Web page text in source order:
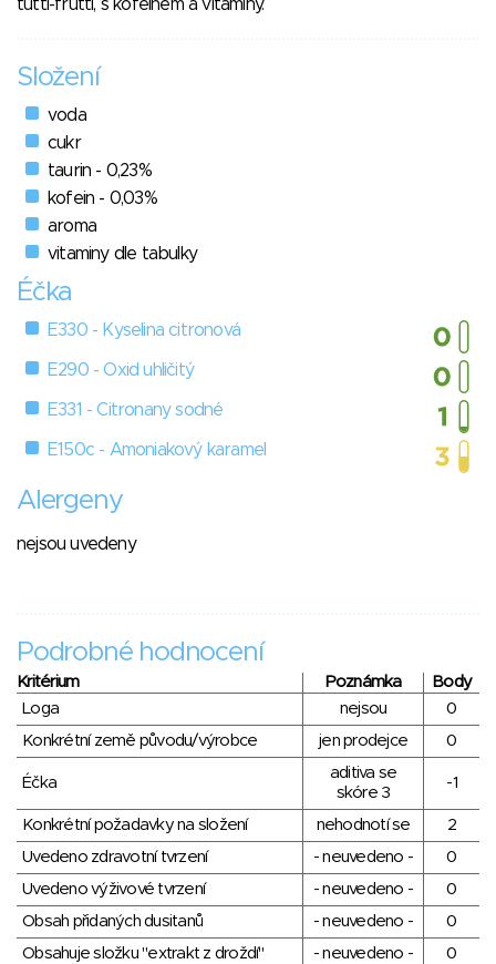
tutti-frutti, s kofeinem a vitamíny.
Složení
voda
cukr
taurin - 0,23%
kofein - 0,03%
aroma
vitaminy dle tabulky
Éčka
E330 - Kyselina citronová
E290 - Oxid uhličitý
E331 - Citronany sodné
E150c - Amoniakový karamel
Alergeny
nejsou uvedeny
Podrobné hodnocení
Kritérium Poznámka
Body
Loga
nejsou
0
Konkrétní země původu/výrobce
jen prodejce 0
Éčka
aditiva se
skóre 3
-1
Konkrétní požadavky na složení nehodnotí se
2
Uvedeno zdravotní tvrzení
- neuvedeno -
0
Uvedeno výživové tvrzení
- neuvedeno -
0
Obsah přidaných dusitanů
- neuvedeno -
0
Obsahuje složku "extrakt z droždí"
- neuvedeno -
0